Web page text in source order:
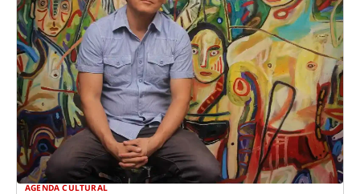
AGENDA CULTURAL